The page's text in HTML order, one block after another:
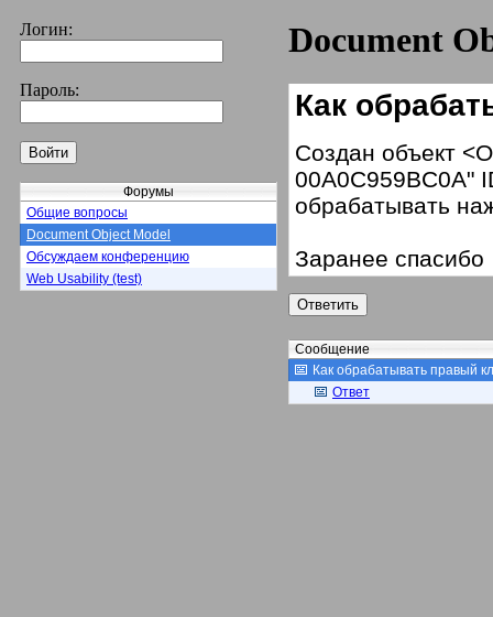
Логин:
Пароль:
Форумы
Общие вопросы
Document Object Model
Обсуждаем конференцию
Web Usability (test)
Document
Как
Создан объект
00A0C959BC0A"
обрабатывать
Заранее спасибо
Сообщение
Как обрабатывать правый
Ответ